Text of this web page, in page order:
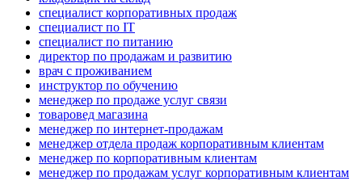
специалист корпоративных продаж
специалист по IT
специалист по питанию
директор по продажам и развитию
врач с проживанием
инструктор по обучению
менеджер по продаже услуг связи
товаровед магазина
менеджер по интернет-продажам
менеджер отдела продаж корпоративным клиентам
менеджер по корпоративным клиентам
менеджер по продажам услуг корпоративным клиентам